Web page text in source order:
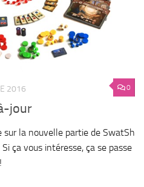
0
2016
jour
la nouvelle partie de SwatSh
ça vous intéresse, ça se passe